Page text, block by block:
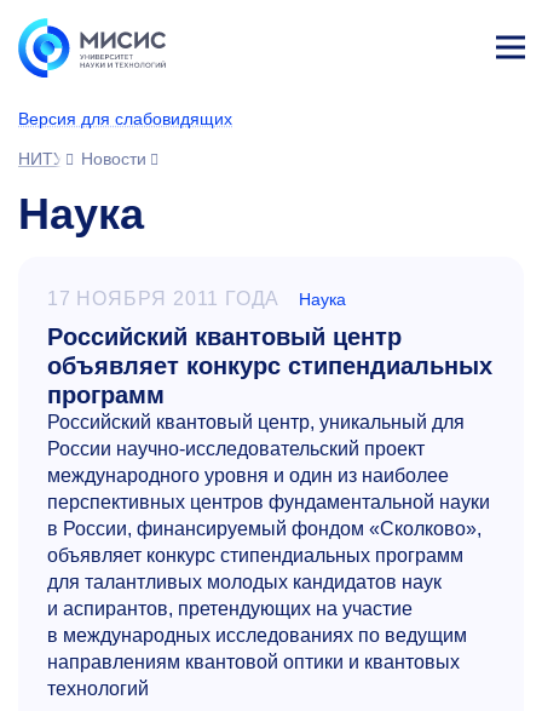
Версия для слабовидящих
НИТУ МИСИС
Новости
Наука
17 НОЯБРЯ 2011 ГОДА Наука
Российский квантовый центр
объявляет конкурс стипендиальных
программ
Российский квантовый центр, уникальный для
России научно-исследовательский проект
международного уровня и один из наиболее
перспективных центров фундаментальной науки
в России, финансируемый фондом «Сколково»,
объявляет конкурс стипендиальных программ
для талантливых молодых кандидатов наук
и аспирантов, претендующих на участие
в международных исследованиях по ведущим
направлениям квантовой оптики и квантовых
технологий